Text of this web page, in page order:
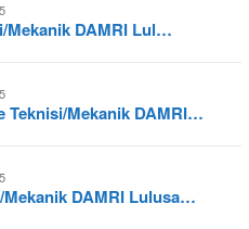
Mekanik DAMRI Lul…
Teknisi/Mekanik DAMRI…
Mekanik DAMRI Lulusa…